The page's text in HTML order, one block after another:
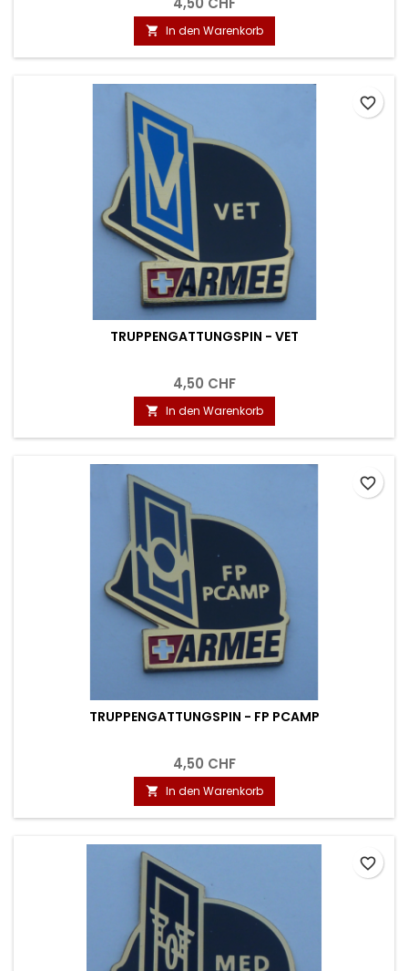
 In den Warenkorb
TRUPPENGATTUNGSPIN - VET
4,50 CHF
 In den Warenkorb
favorite_border
TRUPPENGATTUNGSPIN - FP PCAMP
4,50 CHF
 In den Warenkorb
favorite_border
favorite_border